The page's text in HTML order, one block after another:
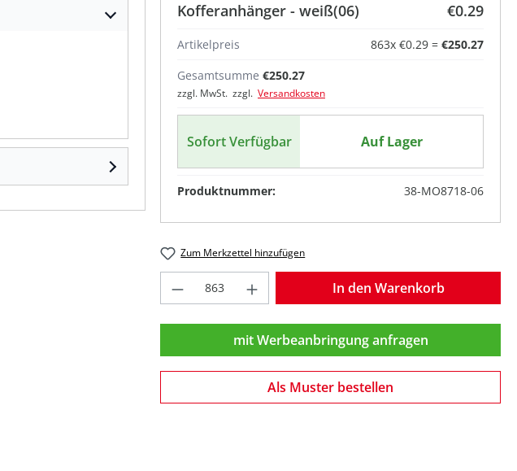
Kofferanhänger - weiß(06) €0.29
Artikelpreis 863x €0.29 = €250.27
Gesamtsumme €250.27
zzgl. MwSt. zzgl. Versandkosten
Sofort Verfügbar Auf Lager
Produktnummer: 38-MO8718-06
Zum Merkzettel hinzufügen
Produkt Anzahl: Gib denIn den Warenkorb
mit Werbeanbringung anfragen
Als Muster bestellen